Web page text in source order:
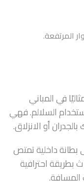
المرتفعة.
في المباني
السلالم. فهي
أو الانزلاق.
داخلية تمتص
بطريقة احترافية
المسافة.